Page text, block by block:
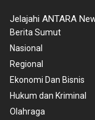
Jelajahi ANTARA
Berita Sumut
Nasional
Regional
Ekonomi Dan Bisnis
Hukum dan Kriminal
Olahraga